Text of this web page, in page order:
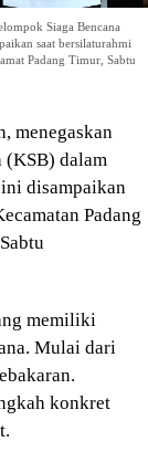
Siaga Bencana
saat bersilaturahmi
Padang Timur, Sabtu
menegaskan
(KSB) dalam
disampaikan
Padang
memiliki
Mulai dari
konkret